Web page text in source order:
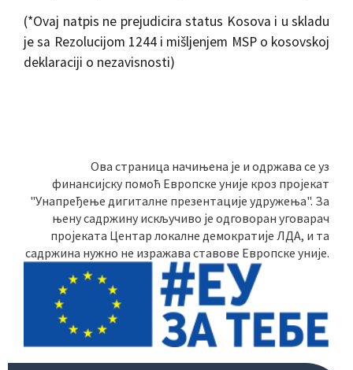
(*Ovaj natpis ne prejudicira status Kosova i u skladu
je sa Rezolucijom 1244 i mišljenjem MSP o kosovskoj
deklaraciji o nezavisnosti)
Ова страница начињена је и одржава се уз
финансијску помоћ Европске уније кроз пројекат
"Унапређење дигиталне презентације удружења". За
њену садржину искључиво је одговоран уговарач
пројеката Центар локалне демократије ЛДА, и та
садржина нужно не изражава ставове Европске уније.